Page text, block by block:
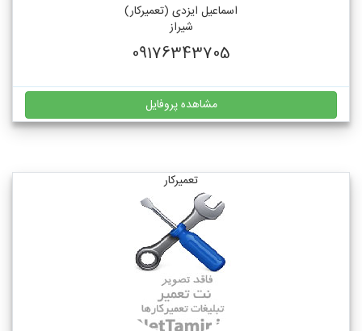
اسماعیل ایزدی (تعمیرکار)
شیراز
09176343705
مشاهده پروفایل
تعمیرکار